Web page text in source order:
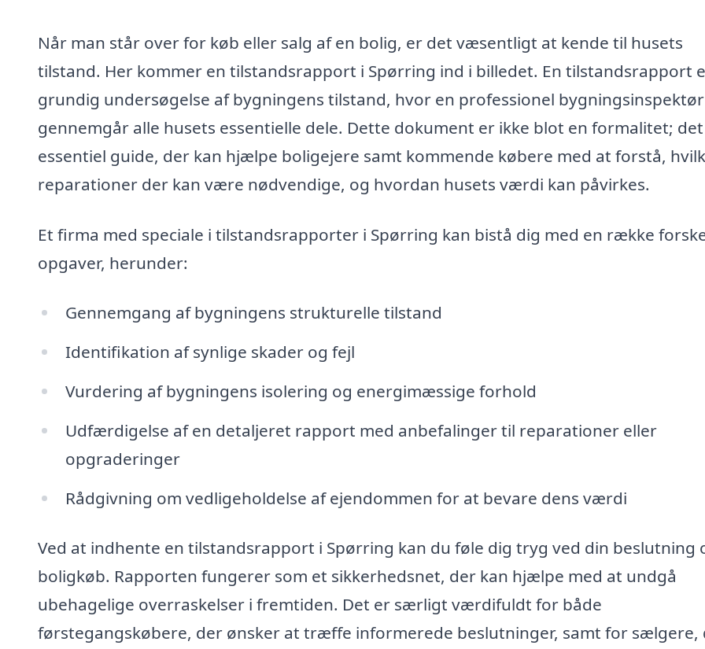
Når man står over for køb eller salg af en bolig, er det væsentligt at kende til husets
tilstand. Her kommer en tilstandsrapport i Spørring ind i billedet. En tilstandsrapport
grundig undersøgelse af bygningens tilstand, hvor en professionel bygningsinspektør
gennemgår alle husets essentielle dele. Dette dokument er ikke blot en formalitet;
essentiel guide, der kan hjælpe boligejere samt kommende købere med at forstå,
reparationer der kan være nødvendige, og hvordan husets værdi kan påvirkes.
Et firma med speciale i tilstandsrapporter i Spørring kan bistå dig med en række
opgaver, herunder:
Gennemgang af bygningens strukturelle tilstand
Identifikation af synlige skader og fejl
Vurdering af bygningens isolering og energimæssige forhold
Udfærdigelse af en detaljeret rapport med anbefalinger til reparationer eller
opgraderinger
Rådgivning om vedligeholdelse af ejendommen for at bevare dens værdi
Ved at indhente en tilstandsrapport i Spørring kan du føle dig tryg ved din beslutning
boligkøb. Rapporten fungerer som et sikkerhedsnet, der kan hjælpe med at undgå
ubehagelige overraskelser i fremtiden. Det er særligt værdifuldt for både
førstegangskøbere, der ønsker at træffe informerede beslutninger, samt for sælgere,